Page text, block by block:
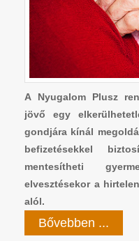
A Nyugalom Plusz
jövő egy
gondjára kínál
befizetésekkel
mentesítheti
elvesztésekor a
alól.
Bővebben ...